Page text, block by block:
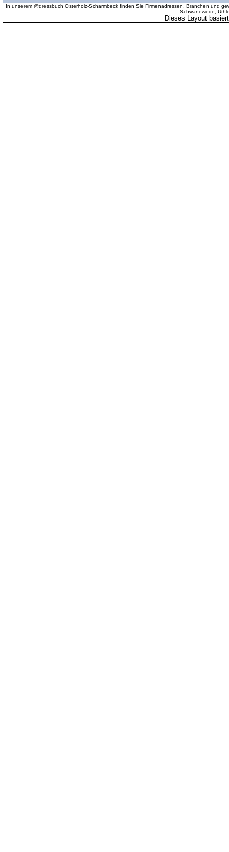
In unserem @dressbuch Osterholz-Scharmbeck finden Sie Firmenadressen, Branchen und
Schwanewede,
Dieses Layout